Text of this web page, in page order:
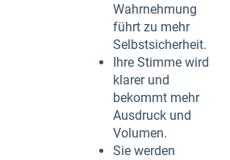
Wahrnehmung
führt zu mehr
Selbstsicherheit.
Ihre Stimme wird
klarer und
bekommt mehr
Ausdruck und
Volumen.
Sie werden